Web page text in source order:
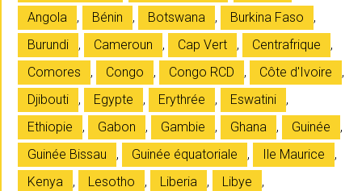
Angola
, Bénin , Botswana , Burkina Faso
,
Burundi
, Cameroun , Cap Vert , Centrafrique
,
Comores
, Congo , Congo RCD , Côte d'Ivoire
,
Djibouti
, Egypte , Erythrée , Eswatini
,
Ethiopie
, Gabon , Gambie , Ghana , Guinée
,
Guinée Bissau
, Guinée équatoriale , Ile Maurice
,
Kenya
, Lesotho , Liberia , Libye
,